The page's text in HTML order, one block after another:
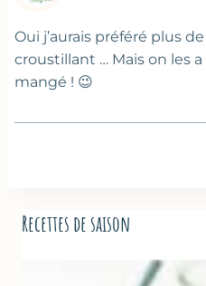
Oui j’aurais préféré plus
croustillant … Mais on les
mangé ! 😉
Recettes de saison